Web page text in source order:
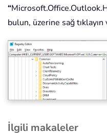
“
bulun, üzerine sağ
İlgili makaleler